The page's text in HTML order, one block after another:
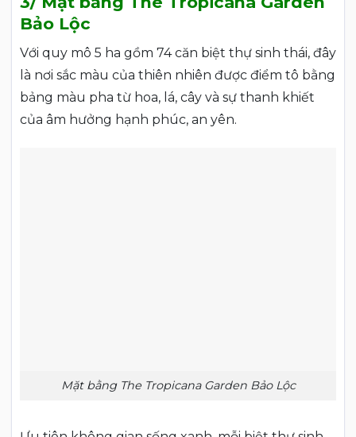
Bảo Lộc
Với quy mô 5 ha gồm 74 căn biệt thự sinh thái, đây
là nơi sắc màu của thiên nhiên được điểm tô bằng
bảng màu pha từ hoa, lá, cây và sự thanh khiết
của âm hưởng hạnh phúc, an yên.
Mặt bằng The Tropicana Garden Bảo Lộc​